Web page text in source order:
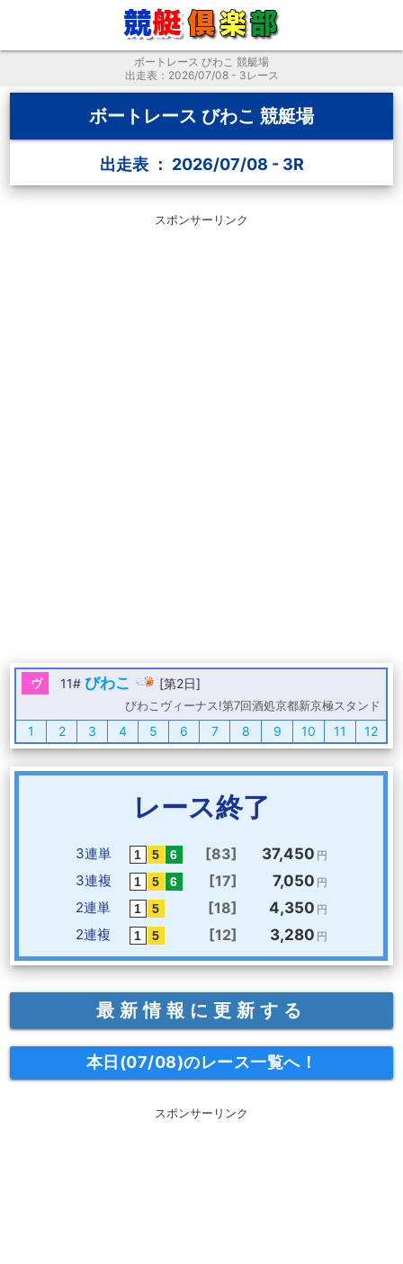
ボートレース びわこ 競艇場
出走表：2026/07/08 - 3レース
ボートレース びわこ 競艇場
出走表 ： 2026/07/08 - 3R
スポンサーリンク
ヴ 11#びわこ [第2日]
びわこヴィーナス!第7回酒処京都新京極スタンド
1 2 3 4 5 6 7 8 9 10 11 12
レース終了
3連単 [83] 37,450 円
3連複 [17] 7,050 円
2連単 [18] 4,350 円
2連複 [12] 3,280 円
最新情報に更新する
本日(07/08)のレース一覧へ！
スポンサーリンク